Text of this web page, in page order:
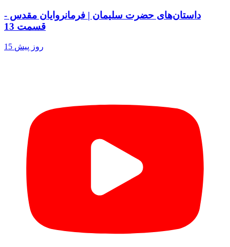
داستان‌های حضرت سلیمان | فرمانروایان مقدس -
قسمت 13
15 روز پیش